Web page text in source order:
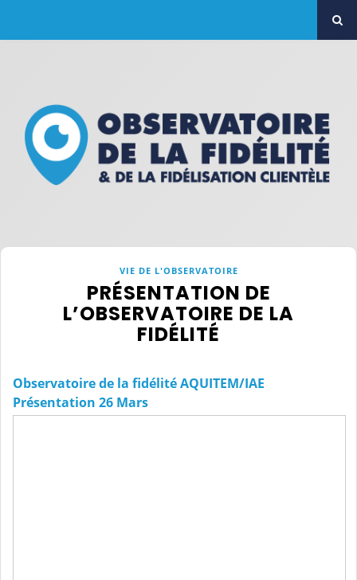
VIE DE L'OBSERVATOIRE
PRÉSENTATION DE
L’OBSERVATOIRE DE LA
FIDÉLITÉ
Observatoire de la fidélité AQUITEM/IAE
Présentation 26 Mars